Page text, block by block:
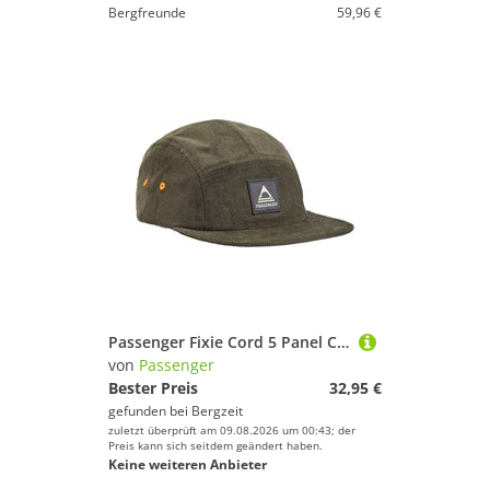
Bergfreunde
59,96 €
Passenger Fixie Cord 5 Panel Cap
von Passenger
Bester Preis
32,95 €
gefunden bei Bergzeit
zuletzt überprüft am 09.08.2026 um 00:43; der
Preis kann sich seitdem geändert haben.
Keine weiteren Anbieter